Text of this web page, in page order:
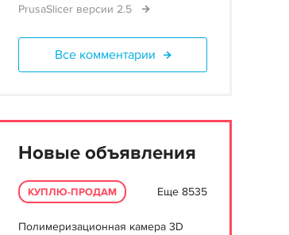
PrusaSlicer версии 2.5
Все комментарии
Новые объявления
КУПЛЮ-ПРОДАМ Еще 8535
Полимеризационная камера 3D